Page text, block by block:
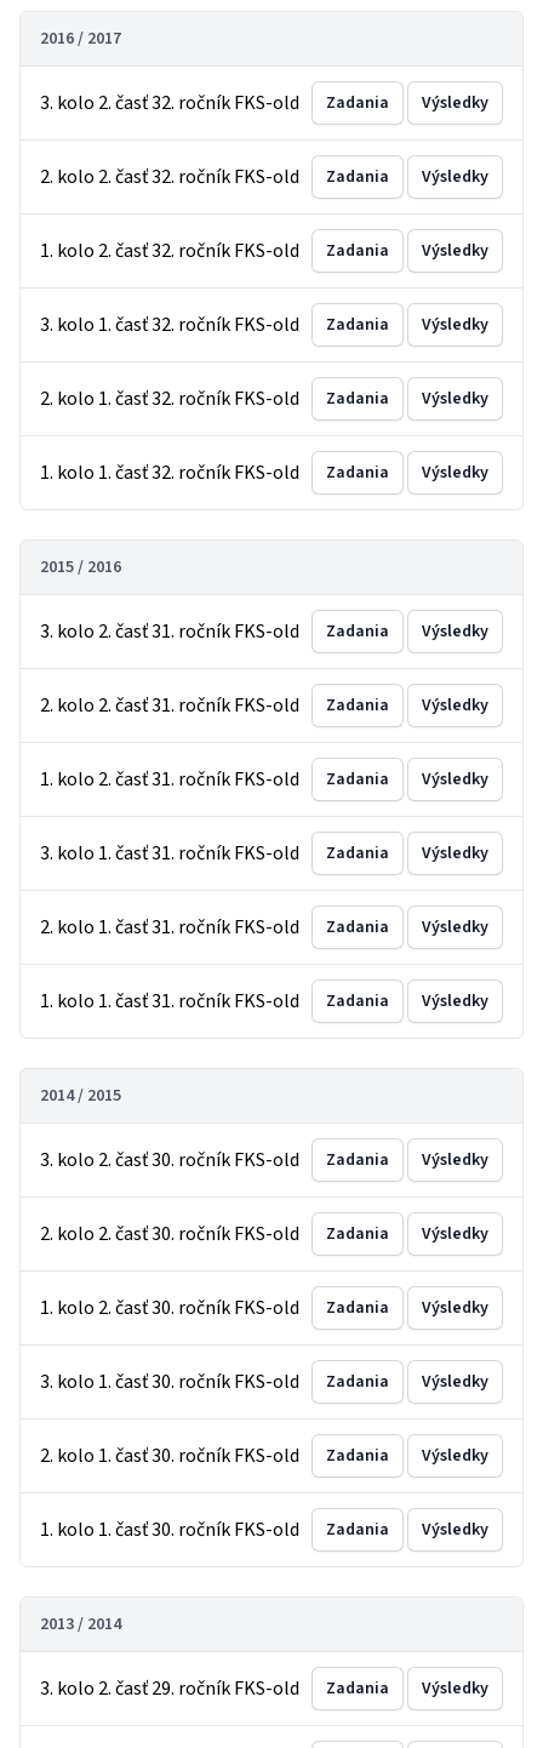
2016 / 2017
3. kolo 2. časť 32. ročník FKS-old Zadania Výsledky
2. kolo 2. časť 32. ročník FKS-old Zadania Výsledky
1. kolo 2. časť 32. ročník FKS-old Zadania Výsledky
3. kolo 1. časť 32. ročník FKS-old Zadania Výsledky
2. kolo 1. časť 32. ročník FKS-old Zadania Výsledky
1. kolo 1. časť 32. ročník FKS-old Zadania Výsledky
2015 / 2016
3. kolo 2. časť 31. ročník FKS-old Zadania Výsledky
2. kolo 2. časť 31. ročník FKS-old Zadania Výsledky
1. kolo 2. časť 31. ročník FKS-old Zadania Výsledky
3. kolo 1. časť 31. ročník FKS-old Zadania Výsledky
2. kolo 1. časť 31. ročník FKS-old Zadania Výsledky
1. kolo 1. časť 31. ročník FKS-old Zadania Výsledky
2014 / 2015
3. kolo 2. časť 30. ročník FKS-old Zadania Výsledky
2. kolo 2. časť 30. ročník FKS-old Zadania Výsledky
1. kolo 2. časť 30. ročník FKS-old Zadania Výsledky
3. kolo 1. časť 30. ročník FKS-old Zadania Výsledky
2. kolo 1. časť 30. ročník FKS-old Zadania Výsledky
1. kolo 1. časť 30. ročník FKS-old Zadania Výsledky
2013 / 2014
3. kolo 2. časť 29. ročník FKS-old Zadania Výsledky